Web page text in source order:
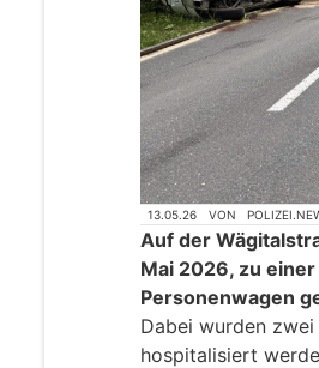
13.05.26 VON
Auf der
Mai 2026, zu
Personenwagen
Dabei wurden
hospitalisiert